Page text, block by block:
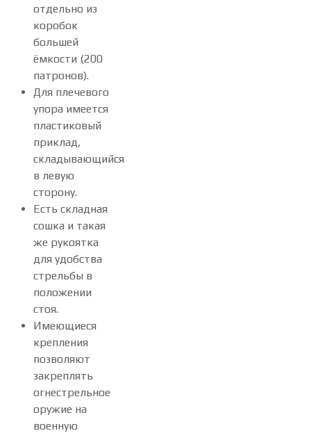
отдельно из
коробок
большей
ёмкости (200
патронов).
Для плечевого
упора имеется
пластиковый
приклад,
складывающийся
в левую
сторону.
Есть складная
сошка и такая
же рукоятка
для удобства
стрельбы в
положении
стоя.
Имеющиеся
крепления
позволяют
закреплять
огнестрельное
оружие на
военную